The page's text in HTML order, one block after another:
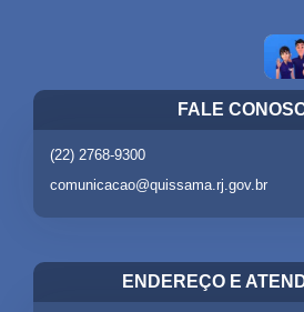
FALE
(22) 2768-9300
comunicacao@quissama.rj.gov.br
ENDEREÇO E